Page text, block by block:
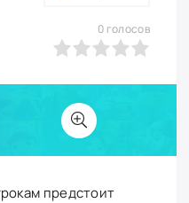
0 голосов
предстоит